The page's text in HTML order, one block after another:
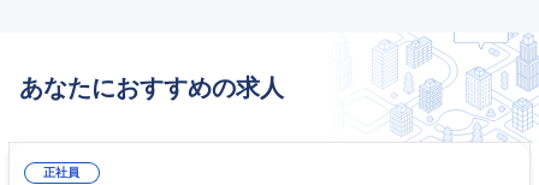
あなたにおすすめの求人
正社員